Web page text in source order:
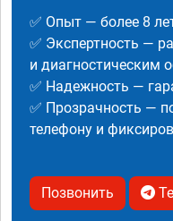
✅ Опыт — более 8
✅ Экспертность —
и диагностическим
✅ Надежность —
✅ Прозрачность —
телефону и
Позвонить